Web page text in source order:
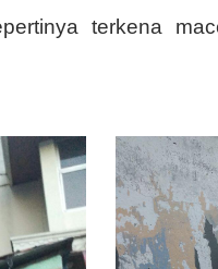
terkena